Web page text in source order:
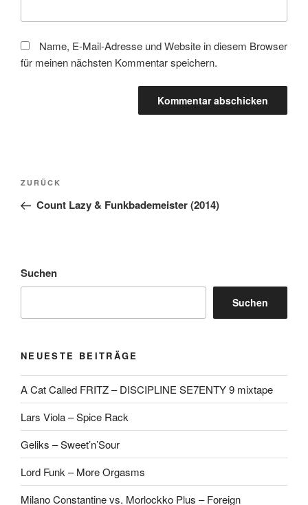
Name, E-Mail-Adresse und Website in diesem Browser
für meinen nächsten Kommentar speichern.
Beitragsnavigation
Vorheriger
Beitrag
ZURÜCK
Count Lazy & Funkbademeister (2014)
Suchen
Suchen
NEUESTE BEITRÄGE
A Cat Called FRITZ – DISCIPLINE SE7ENTY 9 mixtape
Lars Viola – Spice Rack
Geliks – Sweet’n’Sour
Lord Funk – More Orgasms
Milano Constantine vs. Morlockko Plus – Foreign